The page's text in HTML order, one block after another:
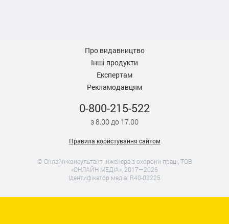
Про видавництво
Інші продукти
Експертам
Рекламодавцям
0-800-215-522
з 8.00 до 17.00
Правила користування сайтом
© Онлайн-консультант інженера з охорони праці, ТОВ
«ОНЛАЙН МЕДІА», 2017—2026
Ідентифікатор медіа: R40-02225